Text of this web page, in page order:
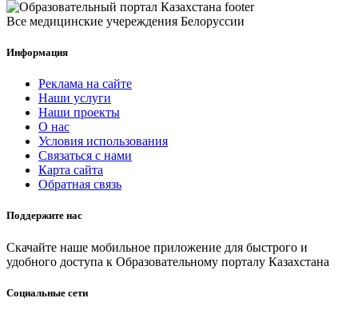
Все медицинские учереждения Белоруссии
Информация
Реклама на сайте
Наши услуги
Наши проекты
О нас
Условия использования
Связаться с нами
Карта сайта
Обратная связь
Поддержите нас
Скачайте наше мобильное приложение для быстрого и
удобного доступа к Образовательному порталу Казахстана
Социальные сети